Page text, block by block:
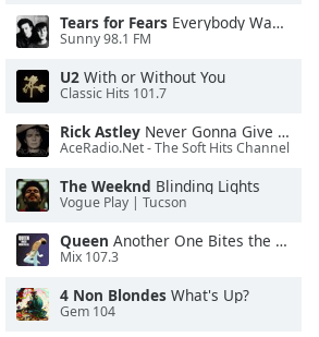
Tears for Fears Everybody Wants To Rule the World
Sunny 98.1 FM
U2 With or Without You
Classic Hits 101.7
Rick Astley Never Gonna Give You Up
AceRadio.Net - The Soft Hits Channel
The Weeknd Blinding Lights
Vogue Play | Tucson
Queen Another One Bites the Dust
Mix 107.3
4 Non Blondes What's Up?
Gem 104